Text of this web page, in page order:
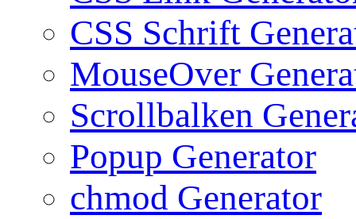
CSS Schrift
MouseOver
Scrollbalken
Popup Generator
chmod Generator